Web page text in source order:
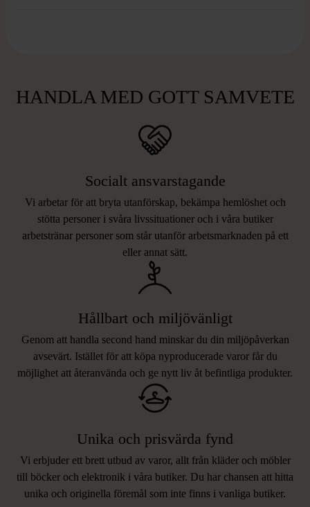
HANDLA MED GOTT SAMVETE
Socialt ansvarstagande
Vi arbetar för att bryta utanförskap, bekämpa hemlöshet och
stötta personer i svåra livssituationer och i våra butiker
arbetstränar personer som står utanför arbetsmarknaden på ett
eller annat sätt.
Hållbart och miljövänligt
Genom att handla second hand minskar du din miljöpåverkan
avsevärt. Istället för att köpa nyproducerade varor får du
möjlighet att återanvända och ge nytt liv åt befintliga produkter.
Unika och prisvärda fynd
Vi erbjuder ett brett utbud av varor, allt från kläder och möbler
till böcker och elektronik i våra butiker. Du har chansen att hitta
unika och originella föremål som inte finns i vanliga butiker.
LIKNANDE PRODUKTER
Hitta produkter som påminner om denna